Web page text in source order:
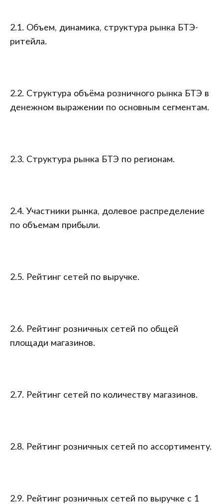
2.1. Объем, динамика, структура рынка БТЭ-
ритейла.
2.2. Структура объёма розничного рынка БТЭ в
денежном выражении по основным сегментам.
2.3. Структура рынка БТЭ по регионам.
2.4. Участники рынка, долевое распределение
по объемам прибыли.
2.5. Рейтинг сетей по выручке.
2.6. Рейтинг розничных сетей по общей
площади магазинов.
2.7. Рейтинг сетей по количеству магазинов.
2.8. Рейтинг розничных сетей по ассортименту.
2.9. Рейтинг розничных сетей по выручке с 1